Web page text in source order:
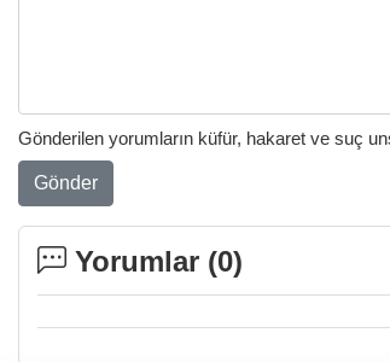
Gönderilen yorumların küfür, hakaret ve suç
Gönder
Yorumlar (0)